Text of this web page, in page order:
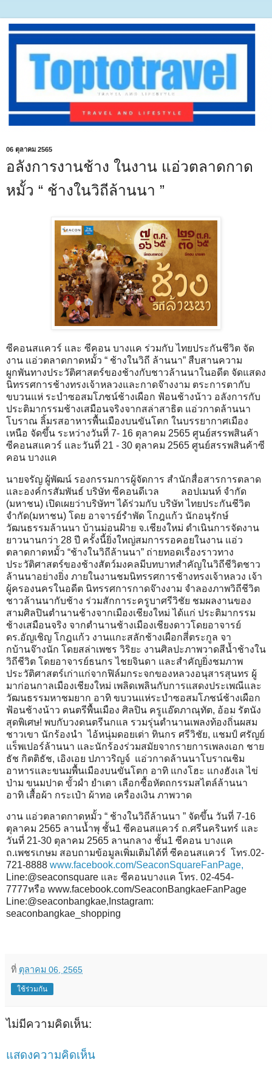
06 ตุลาคม 2565
อลังการงานช้าง ในงาน แอ่วตลาดกาด
หมั้ว “ ช้างในวิถีล้านนา ”
ซีคอนสแควร์ และ ซีคอน บางแค ร่วมกับ ไทยประกันชีวิต จัด
งาน แอ่วตลาดกาดหมั้ว “ ช้างในวิถี ล้านนา” สืบสานความ
ผูกพันทางประวัติศาสตร์ของช้างกับชาวล้านนาในอดีต จัดแสดง
นิทรรศการช้างทรงเจ้าหลวงและกาดจ๊างงาม ตระการตากับ
ขบวนแห่ ระบำซอสมโภชน์ช้างเผือก ฟ้อนช้างน้าว อลังการกับ
ประติมากรรมช้างเสมือนจริงจากสล่าสาธิต แอ่วกาดล้านนา
โบราณ ลิ้มรสอาหารพื้นเมืองบนขันโตก ในบรรยากาศเมือง
เหนือ จัดขึ้น ระหว่างวันที่ 7- 16 ตุลาคม 2565 ศูนย์สรรพสินค้า
ซีคอนสแควร์ และวันที่ 21 - 30 ตุลาคม 2565 ศูนย์สรรพสินค้าซี
คอน บางแค
นายจรัญ ผู้พัฒน์ รองกรรมการผู้จัดการ สำนักสื่อสารการตลาด
และองค์กรสัมพันธ์ บริษัท ซีคอนดีเวล ลอปเมนท์ จำกัด
(มหาชน) เปิดเผยว่าบริษัทฯ ได้ร่วมกับ บริษัท ไทยประกันชีวิต
จำกัด(มหาชน) โดย อาจารย์รำพัด โกฎแก้ว นักอนุรักษ์
วัฒนธรรมล้านนา บ้านม่อนฝ้าย จ.เชียงใหม่ ดำเนินการจัดงาน
ยาวนานกว่า 28 ปี ครั้งนี้ยิ่งใหญ่สมการรอคอยในงาน แอ่ว
ตลาดกาดหมั้ว “ช้างในวิถีล้านนา” ถ่ายทอดเรื่องราวทาง
ประวัติศาสตร์ของช้างสัตว์มงคลมีบทบาทสำคัญในวิถีชีวิตชาว
ล้านนาอย่างยิ่ง ภายในงานชมนิทรรศการช้างทรงเจ้าหลวง เจ้า
ผู้ครองนครในอดีต นิทรรศการกาดจ๊างงาม จำลองภาพวิถีชีวิต
ชาวล้านนากับช้าง ร่วมสักการะครูบาศรีวิชัย ชมผลงานของ
สามศิลปินตำนานช้างจากเมืองเชียงใหม่ ได้แก่ ประติมากรรม
ช้างเสมือนจริง จากตำนานช้างเมืองเชียงดาวโดยอาจารย์
ดร.อัญเชิญ โกฎแก้ว งานแกะสลักช้างเผือกสี่ตระกูล จา
กบ้านจ๊างนัก โดยสล่าเพชร วิริยะ งานศิลปะภาพวาดสีน้ำช้างใน
วิถีชีวิต โดยอาจารย์ธนกร ไชยจินดา และสำคัญยิ่งชมภาพ
ประวัติศาสตร์เก่าแก่จากฟิล์มกระจกของหลวงอนุสารสุนทร ผู้
มาก่อนกาลเมืองเชียงใหม่ เพลิดเพลินกับการแสดงประเพณีและ
วัฒนธรรมหาชมยาก อาทิ ขบวนแห่ระบำซอสมโภชน์ช้างเผือก
ฟ้อนช้างน้าว ดนตรีพื้นเมือง ศิลปิน ครูแอ๊ดภาณุทัต, อ้อม รัตนัง
สุดพิเศษ! พบกับวงดนตรีนกแล รวมรุ่นตำนานเพลงท้องถิ่นผสม
ชาวเขา นักร้องนำ ไอ้หนุ่มดอยเต่า ทินกร ศรีวิชัย, แชมป์ ศรัญย์
แร็พเปอร์ล้านนา และนักร้องร่วมสมัยจากรายการเพลงเอก ชาย
ธัช กิตติธัช, เอิงเอย ปภาวริญจ์ แอ่วกาดล้านนาโบราณชิม
อาหารและขนมพื้นเมืองบนขันโตก อาทิ แกงโฮะ แกงฮังเล ไข่
ป่าม ขนมปาด ขั้วผำ ยำเตา เลือกซื้อหัตถกรรมสไตล์ล้านนา
อาทิ เสื้อผ้า กระเป๋า ผ้าทอ เครื่องเงิน ภาพวาด
งาน แอ่วตลาดกาดหมั้ว “ ช้างในวิถีล้านนา ” จัดขึ้น วันที่ 7-16
ตุลาคม 2565 ลานน้ำพุ ชั้น1 ซีคอนสแควร์ ถ.ศรีนครินทร์ และ
วันที่ 21-30 ตุลาคม 2565 ลานกลาง ชั้น1 ซีคอน บางแค
ถ.เพชรเกษม สอบถามข้อมูลเพิ่มเติมได้ที่ ซีคอนสแควร์ โทร.02-
721-8888 www.facebook.com/SeaconSquareFanPage,
Line:@seaconsquare และ ซีคอนบางแค โทร. 02-454-
7777หรือ www.facebook.com/SeaconBangkaeFanPage
Line:@seaconbangkae,Instagram:
seaconbangkae_shopping
ที่ ตุลาคม 06, 2565
ใช้ร่วมกัน
ไม่มีความคิดเห็น:
แสดงความคิดเห็น